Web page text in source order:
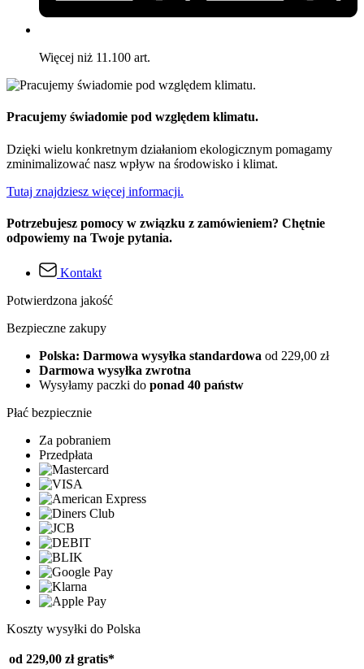
Więcej niż 11.100 art.
Pracujemy świadomie pod względem klimatu.
Dzięki wielu konkretnym działaniom ekologicznym pomagamy
zminimalizować nasz wpływ na środowisko i klimat.
Tutaj znajdziesz więcej informacji.
Potrzebujesz pomocy w związku z zamówieniem? Chętnie
odpowiemy na Twoje pytania.
Kontakt
Potwierdzona jakość
Bezpieczne zakupy
Polska: Darmowa wysyłka standardowa od 229,00 zł
Darmowa wysyłka zwrotna
Wysyłamy paczki do ponad 40 państw
Płać bezpiecznie
Za pobraniem
Przedpłata
Koszty wysyłki do Polska
od 229,00 zł gratis*